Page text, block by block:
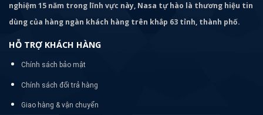
nghiệm 15 năm trong lĩnh vực này, Nasa tự hào là thương hiệu tin
dùng của hàng ngàn khách hàng trên khắp 63 tỉnh, thành phố.
HỖ TRỢ KHÁCH HÀNG
Chính sách bảo mật
Chính sách đổi trả hàng
Giao hàng & vận chuyển